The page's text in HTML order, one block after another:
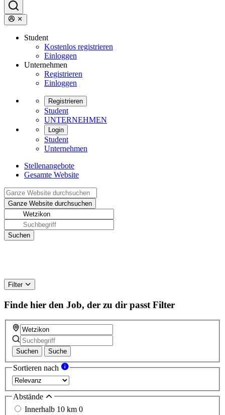
Student
Kostenlos registrieren
Einloggen
Unternehmen
Registrieren
Einloggen
Registrieren
Student
UNTERNEHMEN
Login
Student
Unternehmen
Stellenangebote
Gesamte Website
Filter
Finde hier den Job, der zu dir passt Filter
Suchen Suche
Sortieren nach
Abstände
Innerhalb 10 km 0